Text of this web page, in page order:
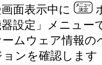
面表示中に
設定」メニュー
ムウェア情報の
ョンを確認します